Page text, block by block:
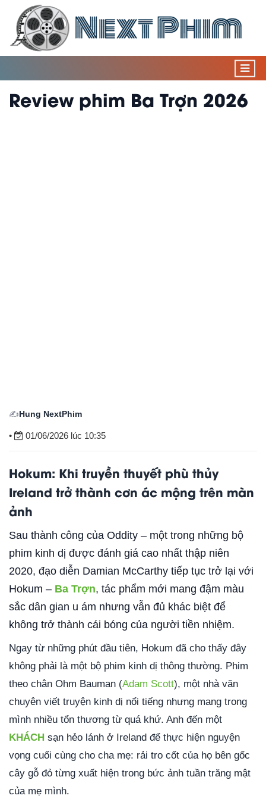
Review phim Ba Trợn 2026
✍️Hung NextPhim
• 01/06/2026 lúc 10:35
Hokum: Khi truyền thuyết phù thủy
Ireland trở thành cơn ác mộng trên màn
ảnh
Sau thành công của Oddity – một trong những bộ
phim kinh dị được đánh giá cao nhất thập niên
2020, đạo diễn Damian McCarthy tiếp tục trở lại với
Hokum – Ba Trợn, tác phẩm mới mang đậm màu
sắc dân gian u ám nhưng vẫn đủ khác biệt để
không trở thành cái bóng của người tiền nhiệm.
Ngay từ những phút đầu tiên, Hokum đã cho thấy đây
không phải là một bộ phim kinh dị thông thường. Phim
theo chân Ohm Bauman (Adam Scott), một nhà văn
chuyên viết truyện kinh dị nổi tiếng nhưng mang trong
mình nhiều tổn thương từ quá khứ. Anh đến một
KHÁCH sạn hẻo lánh ở Ireland để thực hiện nguyện
vọng cuối cùng cho cha mẹ: rải tro cốt của họ bên gốc
cây gỗ đỏ từng xuất hiện trong bức ảnh tuần trăng mật
của mẹ mình.